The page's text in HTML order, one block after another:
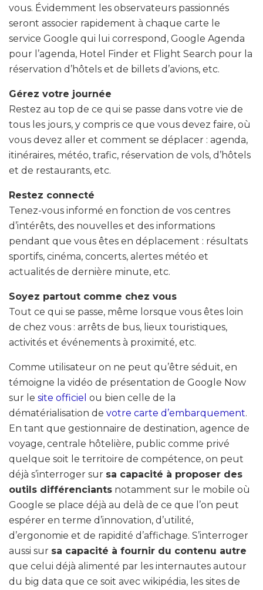
vous. Évidemment les observateurs passionnés
seront associer rapidement à chaque carte le
service Google qui lui correspond, Google Agenda
pour l’agenda, Hotel Finder et Flight Search pour la
réservation d’hôtels et de billets d’avions, etc.
Gérez votre journée
Restez au top de ce qui se passe dans votre vie de
tous les jours, y compris ce que vous devez faire, où
vous devez aller et comment se déplacer : agenda,
itinéraires, météo, trafic, réservation de vols, d’hôtels
et de restaurants, etc.
Restez connecté
Tenez-vous informé en fonction de vos centres
d’intérêts, des nouvelles et des informations
pendant que vous êtes en déplacement : résultats
sportifs, cinéma, concerts, alertes météo et
actualités de dernière minute, etc.
Soyez partout comme chez vous
Tout ce qui se passe, même lorsque vous êtes loin
de chez vous : arrêts de bus, lieux touristiques,
activités et événements à proximité, etc.
Comme utilisateur on ne peut qu’être séduit, en
témoigne la vidéo de présentation de Google Now
sur le site officiel ou bien celle de la
dématérialisation de votre carte d’embarquement.
En tant que gestionnaire de destination, agence de
voyage, centrale hôtelière, public comme privé
quelque soit le territoire de compétence, on peut
déjà s’interroger sur sa capacité à proposer des
outils différenciants notamment sur le mobile où
Google se place déjà au delà de ce que l’on peut
espérer en terme d’innovation, d’utilité,
d’ergonomie et de rapidité d’affichage. S’interroger
aussi sur sa capacité à fournir du contenu autre
que celui déjà alimenté par les internautes autour
du big data que ce soit avec wikipédia, les sites de